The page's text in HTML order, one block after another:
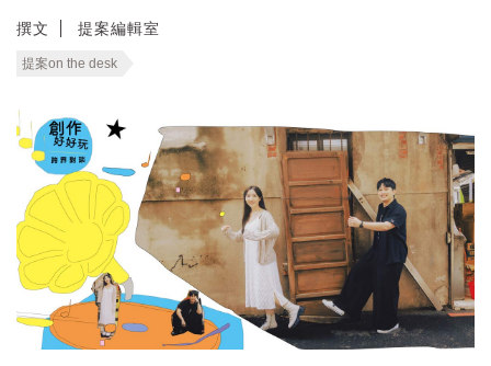
撰文 提案編輯室
提案on the desk